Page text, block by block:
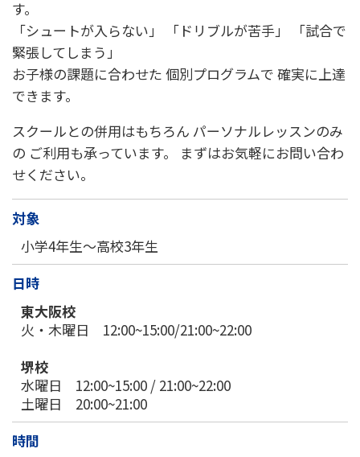
す。
「シュートが入らない」 「ドリブルが苦手」 「試合で
緊張してしまう」
お子様の課題に合わせた 個別プログラムで 確実に上達
できます。
スクールとの併用はもちろん パーソナルレッスンのみ
の ご利用も承っています。 まずはお気軽にお問い合わ
せください。
対象
小学4年生～高校3年生
日時
東大阪校
火・木曜日 12:00~15:00/21:00~22:00
堺校
水曜日 12:00~15:00 / 21:00~22:00
土曜日 20:00~21:00
時間